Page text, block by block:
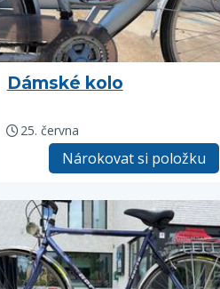
Dámské kolo
25. června
Nárokovat si položku